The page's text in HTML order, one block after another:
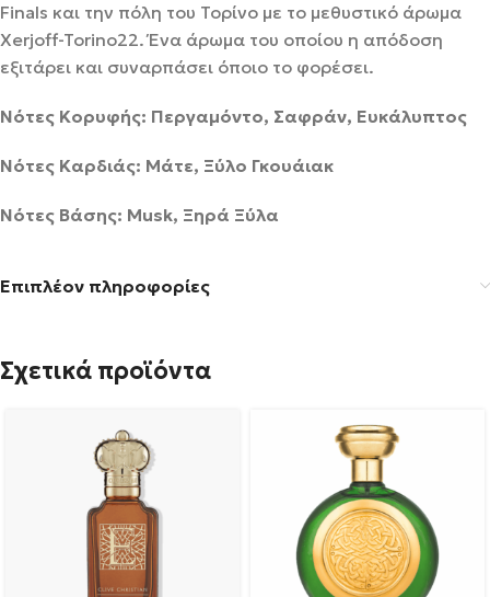
Finals και την πόλη του Τορίνο με το μεθυστικό άρωμα
Xerjoff-Torino22. Ένα άρωμα του οποίου η απόδοση
εξιτάρει και συναρπάσει όποιο το φορέσει.
Νότες Κορυφής: Περγαμόντο, Σαφράν, Ευκάλυπτος
Νότες Καρδιάς: Μάτε, Ξύλο Γκουάιακ
Νότες Βάσης: Musk, Ξηρά Ξύλα
Επιπλέον πληροφορίες
Σχετικά προϊόντα